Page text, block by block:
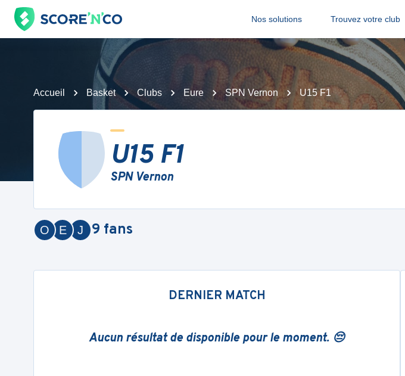
Nos solutions Trouvez votre club
Accueil Basket Clubs Eure SPN Vernon U15 F1
U15 F1
SPN Vernon
J
E
O 9 fans
DERNIER MATCH
Aucun résultat de disponible pour le moment. 😔